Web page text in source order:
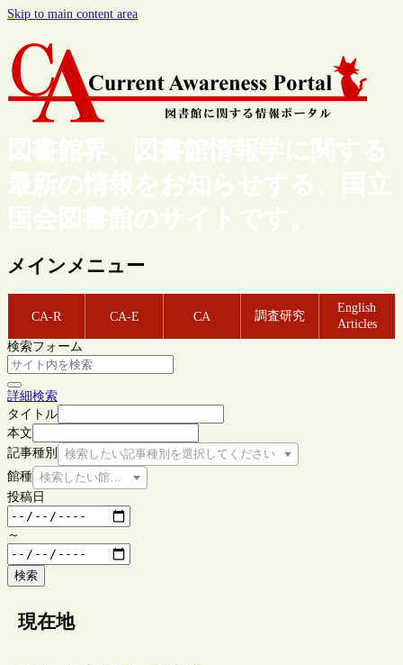
Skip to main content area
図書館界、図書館情報学に関する
最新の情報をお知らせする、国立
国会図書館のサイトです。
メインメニュー
CA-R CA-E CA 調査研究
English
Articles
検索フォーム
詳細検索
タイトル
本文
記事種別
検索したい記事種別を選択してください
館種 検索したい館種を選択してください
投稿日
～
検索
現在地